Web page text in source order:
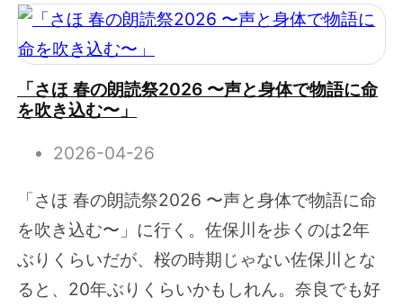
「さほ 春の朗読祭2026 〜声と身体で物語に命
を吹き込む〜」
2026-04-26
「さほ 春の朗読祭2026 〜声と身体で物語に命
を吹き込む〜」に行く。佐保川を歩くのは2年
ぶりくらいだが、桜の時期じゃない佐保川とな
ると、20年ぶりくらいかもしれん。奈良でも好